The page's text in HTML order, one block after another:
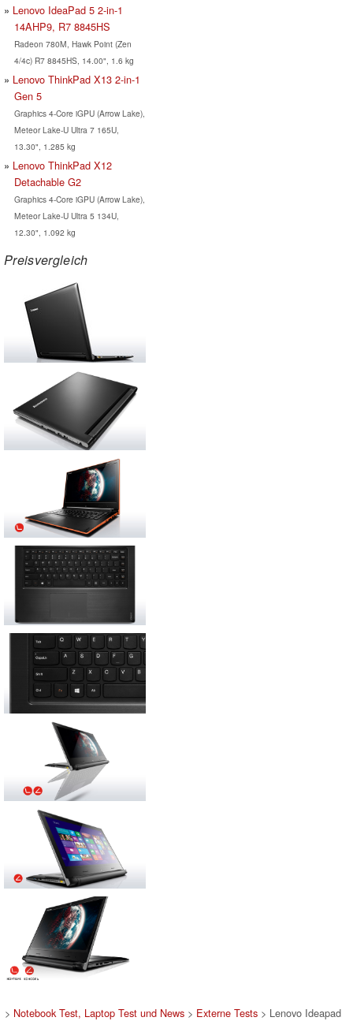
Lenovo IdeaPad 5 2-in-1
14AHP9, R7 8845HS
Radeon 780M, Hawk Point (Zen
4/4c) R7 8845HS, 14.00", 1.6 kg
Lenovo ThinkPad X13 2-in-1
Gen 5
Graphics 4-Core iGPU (Arrow Lake),
Meteor Lake-U Ultra 7 165U,
13.30", 1.285 kg
Lenovo ThinkPad X12
Detachable G2
Graphics 4-Core iGPU (Arrow Lake),
Meteor Lake-U Ultra 5 134U,
12.30", 1.092 kg
Preisvergleich
> Notebook Test, Laptop Test und News> Externe Tests> Lenovo Ideapad